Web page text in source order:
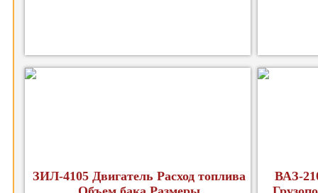
ЗИЛ-4105 Двигатель Расход топлива
ВАЗ-